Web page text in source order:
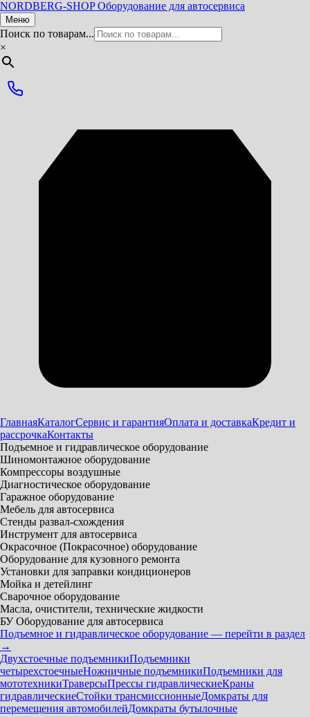
NORDBERG-SHOP Оборудование для автосервиса
Меню
Поиск по товарам...
×
ГлавнаяКаталогСервис и гарантияОплата и доставкаКредит и
рассрочкаКонтакты
Подъемное и гидравлическое оборудование
Шиномонтажное оборудование
Компрессоры воздушные
Диагностическое оборудование
Гаражное оборудование
Мебель для автосервиса
Стенды развал-схождения
Инструмент для автосервиса
Окрасочное (Покрасочное) оборудование
Оборудование для кузовного ремонта
Установки для заправки кондиционеров
Мойка и детейлинг
Сварочное оборудование
Масла, очистители, технические жидкости
БУ Оборудование для автосервиса
Подъемное и гидравлическое оборудование — перейти в раздел
→
Двухстоечные подъемникиПодъемники
четырехстоечныеНожничные подъемникиПодъемники для
мототехникиТраверсыПрессы гидравлическиеКраны
гидравлическиеСтойки трансмиссионныеДомкраты для
перемещения автомобилейДомкраты бутылочные